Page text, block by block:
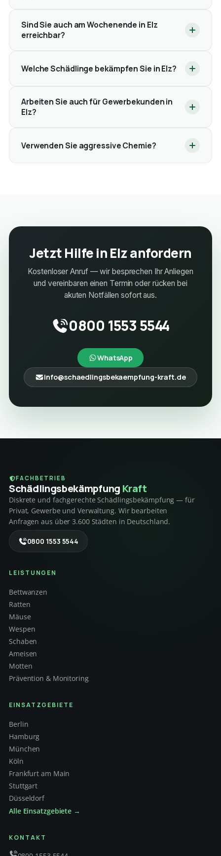
Sind Sie auch am Wochenende in Elz
erreichbar?
Welche Schädlinge bekämpfen Sie in Elz?
Arbeiten Sie auch für Gewerbekunden in
Elz?
Verwenden Sie aggressive Chemie?
Jetzt Hilfe in Elz anfordern
Kostenloser Anruf — wir besprechen Ihr Anliegen
und vereinbaren einen Termin oder rücken bei
akuten Notfällen sofort aus.
0800 1553 5544
WhatsApp
info@schaedlingsbekaempfung-kraft.de
FACHBETRIEB
Schädlings­bekämpfung Kraft
Diskrete und fachgerechte Schädlingsbekämpfung — für
Privat, Gewerbe und Verwaltung. Wir bearbeiten
Anfragen aus über 3.600 Städten in Deutschland.
0800 1553 5544
LEISTUNGEN
Bettwanzen
Ratten
Mäuse
Wespen
Schaben
Ameisen
Motten
Prävention & Monitoring
EINSATZGEBIETE
Berlin
Hamburg
München
Köln
Frankfurt am Main
Stuttgart
Düsseldorf
Alle Einsatzgebiete →
KONTAKT